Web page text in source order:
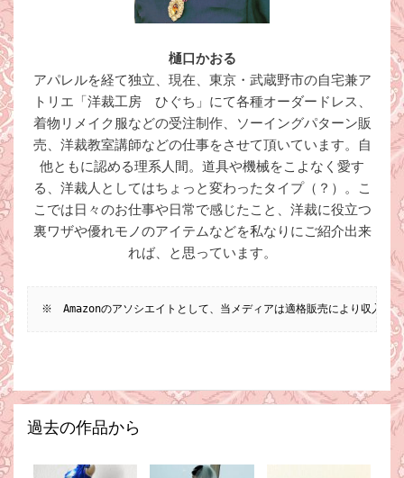
樋口かおる
アパレルを経て独立、現在、東京・武蔵野市の自宅兼ア
トリエ「洋裁工房 ひぐち」にて各種オーダードレス、
着物リメイク服などの受注制作、ソーイングパターン販
売、洋裁教室講師などの仕事をさせて頂いています。自
他ともに認める理系人間。道具や機械をこよなく愛す
る、洋裁人としてはちょっと変わったタイプ（？）。こ
こでは日々のお仕事や日常で感じたこと、洋裁に役立つ
裏ワザや優れモノのアイテムなどを私なりにご紹介出来
れば、と思っています。
※　Amazonのアソシエイトとして、当メディアは適格販売により収入を
過去の作品から